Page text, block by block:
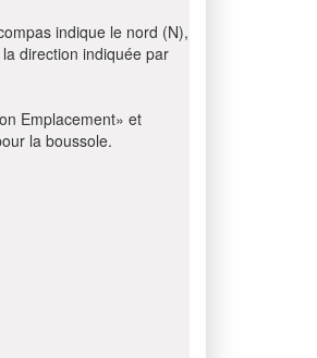
indique le nord (N),
direction indiquée par
Emplacement» et
la boussole.